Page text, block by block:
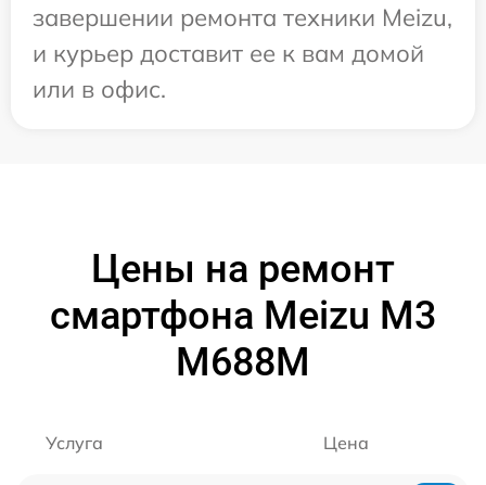
завершении ремонта техники Meizu,
и курьер доставит ее к вам домой
или в офис.
Цены на ремонт
смартфона Meizu M3
M688M
Услуга Цена